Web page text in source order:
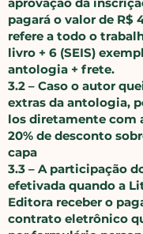
aprovação da
pagará o valor de R$
refere a todo o
livro + 6 (SEIS)
antologia + frete.
​3.2 – Caso o autor
extras da antologia,
los diretamente com
20% de desconto
capa
​3.3 – A participação
efetivada quando a
Editora receber o
contrato eletrônico